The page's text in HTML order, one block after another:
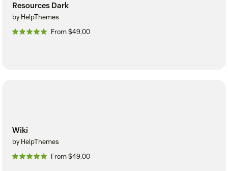
Resources Dark
by HelpThemes
From $49.00
Wiki
by HelpThemes
From $49.00